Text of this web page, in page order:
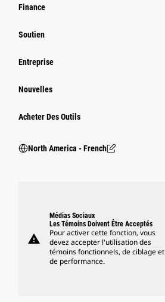
Finance
Soutien
Entreprise
Nouvelles
Acheter Des Outils
North America - French
warning
Médias Sociaux
Les Témoins Doivent Être Acceptés
Pour activer cette fonction, vous
devez accepter l'utilisation des
témoins fonctionnels, de ciblage et
de performance.